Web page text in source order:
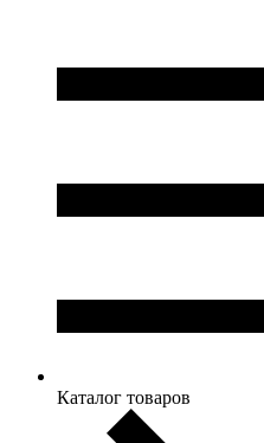
Каталог товаров